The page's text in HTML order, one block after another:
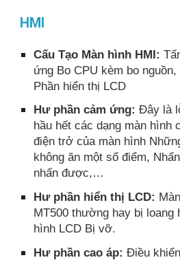
HMI
Cấu Tạo Màn hình HMI:
ứng Bo CPU kèm bo
Phần hiển thị LCD
Hư phần cảm ứng: Đây là
hầu hết các dạng màn hình
điện trở của màn hình
không ăn một số điểm,
nhấn được,…
Hư phần hiển thị LCD:
MT500 thường hay bị loang
hình LCD Bị vỡ.
Hư phần cao áp: Điều